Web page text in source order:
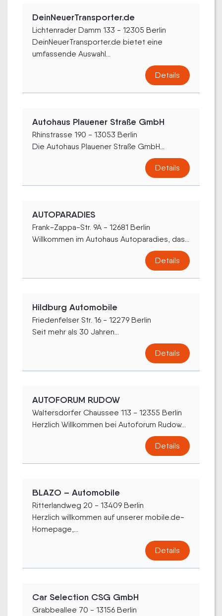
DeinNeuerTransporter.de
Lichtenrader Damm 133 - 12305 Berlin
DeinNeuerTransporter.de bietet eine
umfassende Auswahl...
Details
Autohaus Plauener Straße GmbH
Rhinstrasse 190 - 13053 Berlin
Die Autohaus Plauener Straße GmbH...
Details
AUTOPARADIES
Frank-Zappa-Str. 9A - 12681 Berlin
Willkommen im Autohaus Autoparadies, das...
Details
Hildburg Automobile
Friedenfelser Str. 16 - 12279 Berlin
Seit mehr als 30 Jahren...
Details
AUTOFORUM RUDOW
Waltersdorfer Chaussee 113 - 12355 Berlin
Herzlich Willkommen bei Autoforum Rudow...
Details
BLAZO – Automobile
Ritterlandweg 20 - 13409 Berlin
Herzlich willkommen auf unserer mobile.de-
Homepage,...
Details
Car Selection CSG GmbH
Grabbeallee 70 - 13156 Berlin